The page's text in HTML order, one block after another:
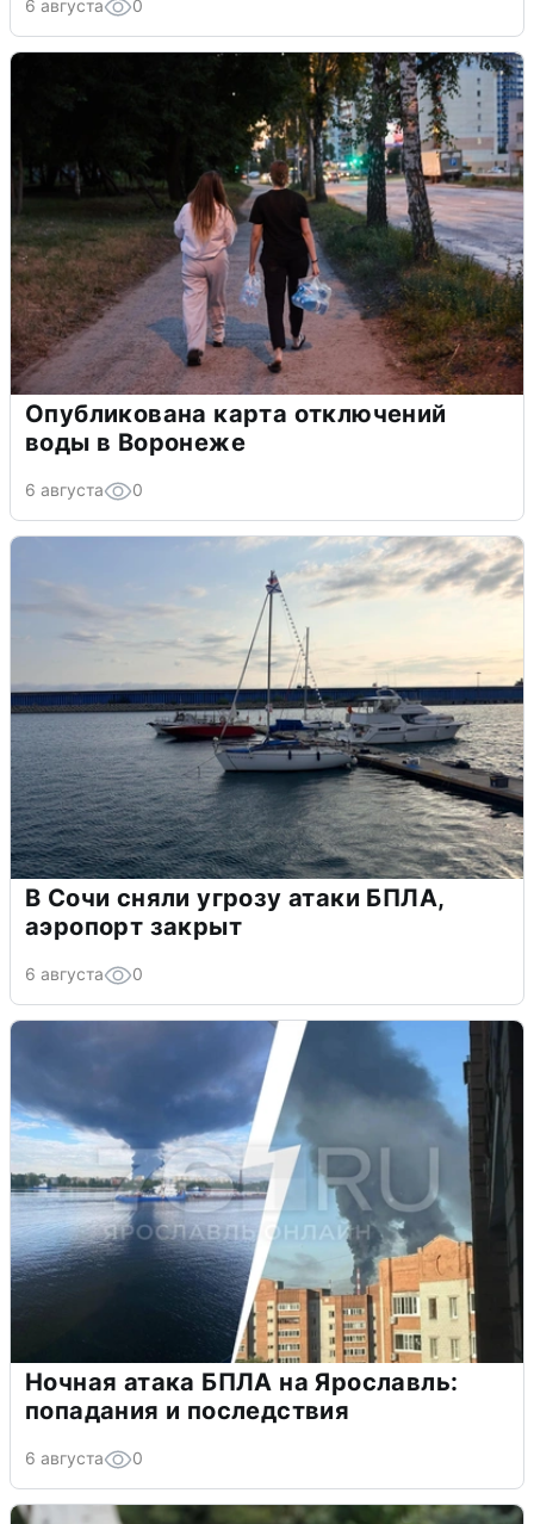
6 августа 0
Опубликована карта отключений
воды в Воронеже
6 августа 0
В Сочи сняли угрозу атаки БПЛА,
аэропорт закрыт
6 августа 0
Ночная атака БПЛА на Ярославль:
попадания и последствия
6 августа 0